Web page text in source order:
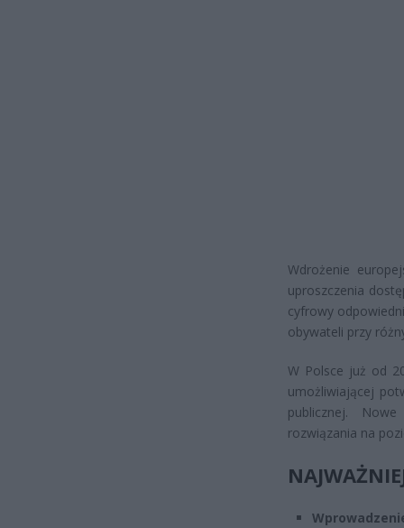
Wdrożenie
uproszczenia
cyfrowy
obywateli przy
W Polsce już od
umożliwiającej
publicznej.
rozwiązania na